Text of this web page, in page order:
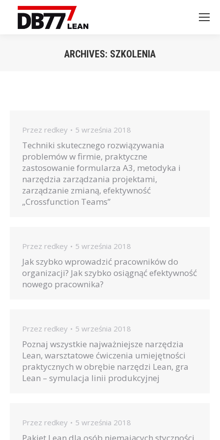
ARCHIVES: SZKOLENIA
Przez redkey 5 września 2018
Techniki skutecznego rozwiązywania
problemów w firmie, praktyczne
zastosowanie formularza A3, metodyka i
narzędzia zarządzania projektami,
zarządzanie zmianą, efektywność
„Crossfunction Teams”
Przez redkey 5 września 2018
Jak szybko wprowadzić pracowników do
organizacji? Jak szybko osiągnąć efektywność
nowego pracownika?
Przez redkey 5 września 2018
Poznaj wszystkie najważniejsze narzędzia
Lean, warsztatowe ćwiczenia umiejętności
praktycznych w obrębie narzędzi Lean, gra
Lean – symulacja linii produkcyjnej
Przez redkey 5 września 2018